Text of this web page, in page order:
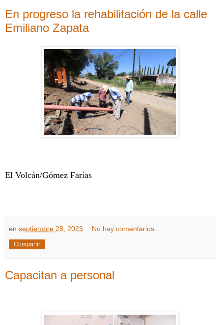
En progreso la rehabilitación de la calle
Emiliano Zapata
El Volcán/Gómez Farías
en septiembre 28, 2023 No hay comentarios.:
Compartir
Capacitan a personal